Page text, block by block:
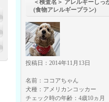
＜検査名＞ アレルギーし
(食物アレルギープラン)
投稿日：2014年11月13日
名前：ココアちゃん
犬種：アメリカンコッカー
チェック時の年齢：4歳10ヵ月